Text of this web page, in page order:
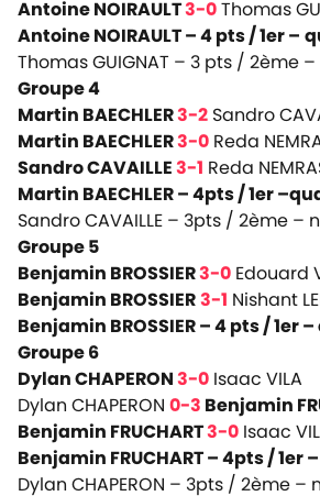
Antoine NOIRAULT3-0Thomas
Antoine NOIRAULT – 4 pts / 1er –
Thomas GUIGNAT – 3 pts / 2ème
Groupe 4
Martin BAECHLER3-2 Sandro
Martin BAECHLER3-0 Reda
Sandro CAVAILLE3-1 Reda
Martin BAECHLER – 4pts / 1er –
Sandro CAVAILLE – 3pts / 2ème –
Groupe 5
Benjamin BROSSIER3-0 Edouard
Benjamin BROSSIER3-1 Nishant
Benjamin BROSSIER – 4 pts / 1er –
Groupe 6
Dylan CHAPERON3-0 Isaac VILA
Dylan CHAPERON 0-3 Benjamin
Benjamin FRUCHART3-0 Isaac
Benjamin FRUCHART – 4pts / 1er –
Dylan CHAPERON – 3pts / 2ème –